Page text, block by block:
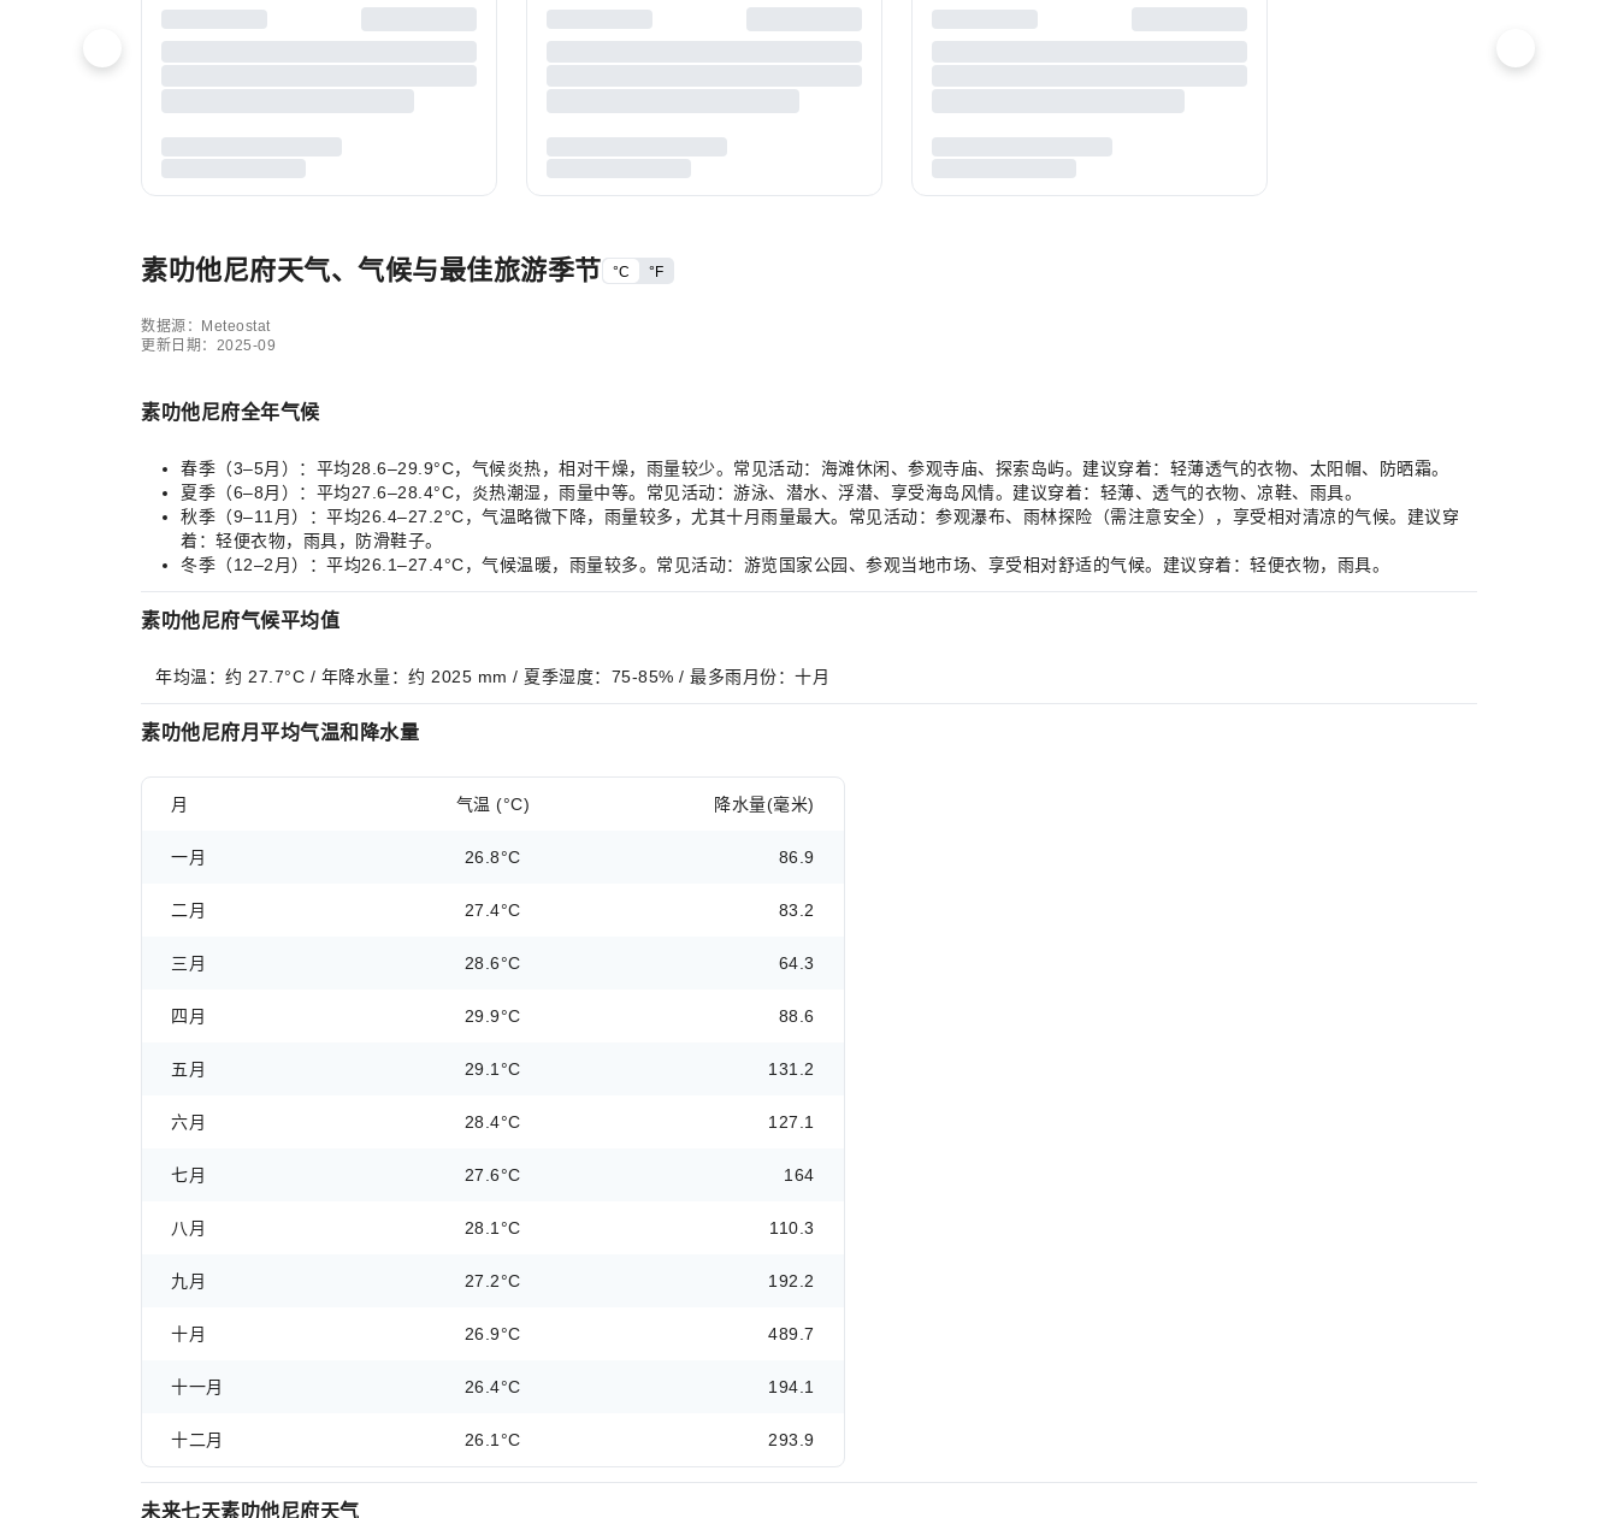
素叻他尼府天气、气候与最佳旅游季节 °C °F
数据源：Meteostat
更新日期：2025-09
素叻他尼府全年气候
春季（3–5月）：平均28.6–29.9°C，气候炎热，相对干燥，雨量较少。常见活动：海滩休闲、参观寺庙、探索岛屿。建议穿着：轻薄透气的衣物、太阳帽、防晒霜。
夏季（6–8月）：平均27.6–28.4°C，炎热潮湿，雨量中等。常见活动：游泳、潜水、浮潜、享受海岛风情。建议穿着：轻薄、透气的衣物、凉鞋、雨具。
秋季（9–11月）：平均26.4–27.2°C，气温略微下降，雨量较多，尤其十月雨量最大。常见活动：参观瀑布、雨林探险（需注意安全），享受相对清凉的气候。建议穿
着：轻便衣物，雨具，防滑鞋子。
冬季（12–2月）：平均26.1–27.4°C，气候温暖，雨量较多。常见活动：游览国家公园、参观当地市场、享受相对舒适的气候。建议穿着：轻便衣物，雨具。
素叻他尼府气候平均值
年均温：约 27.7°C / 年降水量：约 2025 mm / 夏季湿度：75-85% / 最多雨月份：十月
素叻他尼府月平均气温和降水量
月 气温 (°C) 降水量(毫米)
一月 26.8°C 86.9
二月 27.4°C 83.2
三月 28.6°C 64.3
四月 29.9°C 88.6
五月 29.1°C 131.2
六月 28.4°C 127.1
七月 27.6°C 164
八月 28.1°C 110.3
九月 27.2°C 192.2
十月 26.9°C 489.7
十一月 26.4°C 194.1
十二月 26.1°C 293.9
未来七天素叻他尼府天气